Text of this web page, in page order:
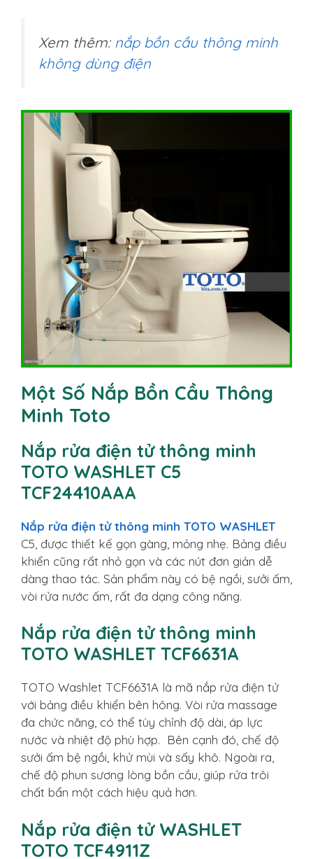
Xem thêm: nắp bồn cầu thông minh
không dùng điện
Một Số Nắp Bồn Cầu Thông
Minh Toto
Nắp rửa điện tử thông minh
TOTO WASHLET C5
TCF24410AAA
Nắp rửa điện tử thông minh TOTO WASHLET
C5, được thiết kế gọn gàng, mỏng nhẹ. Bảng điều
khiển cũng rất nhỏ gọn và các nút đơn giản dễ
dàng thao tác. Sản phẩm này có bệ ngồi, sưởi ấm,
vòi rửa nước ấm, rất đa dạng công năng.
Nắp rửa điện tử thông minh
TOTO WASHLET TCF6631A
TOTO Washlet TCF6631A là mã nắp rửa điện tử
với bảng điều khiển bên hông. Vòi rửa massage
đa chức năng, có thể tùy chỉnh độ dài, áp lực
nước và nhiệt độ phù hợp. Bên cạnh đó, chế độ
sưởi ấm bệ ngồi, khử mùi và sấy khô. Ngoài ra,
chế độ phun sương lòng bồn cầu, giúp rửa trôi
chất bẩn một cách hiệu quả hơn.
Nắp rửa điện tử WASHLET
TOTO TCF4911Z